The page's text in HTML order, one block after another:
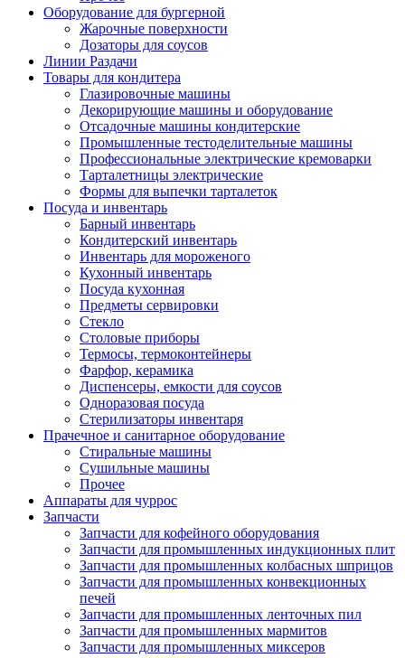
Оборудование для бургерной
Жарочные поверхности
Дозаторы для соусов
Линии Раздачи
Товары для кондитера
Глазировочные машины
Декорирующие машины и оборудование
Отсадочные машины кондитерские
Промышленные тестоделительные машины
Профессиональные электрические кремоварки
Тарталетницы электрические
Формы для выпечки тарталеток
Посуда и инвентарь
Барный инвентарь
Кондитерский инвентарь
Инвентарь для мороженого
Кухонный инвентарь
Посуда кухонная
Предметы сервировки
Стекло
Столовые приборы
Термосы, термоконтейнеры
Фарфор, керамика
Диспенсеры, емкости для соусов
Одноразовая посуда
Стерилизаторы инвентаря
Прачечное и санитарное оборудование
Стиральные машины
Сушильные машины
Прочее
Аппараты для чуррос
Запчасти
Запчасти для кофейного оборудования
Запчасти для промышленных индукционных плит
Запчасти для промышленных колбасных шприцов
Запчасти для промышленных конвекционных
печей
Запчасти для промышленных ленточных пил
Запчасти для промышленных мармитов
Запчасти для промышленных миксеров